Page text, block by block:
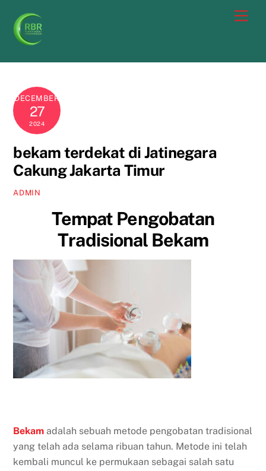
content
DECEMBER
27
2024
bekam terdekat di Jatinegara
Cakung Jakarta Timur
ADMIN
Tempat Pengobatan
Tradisional Bekam
Bekam adalah sebuah metode pengobatan tradisional
yang telah ada selama ribuan tahun. Metode ini telah
kembali muncul ke permukaan sebagai salah satu